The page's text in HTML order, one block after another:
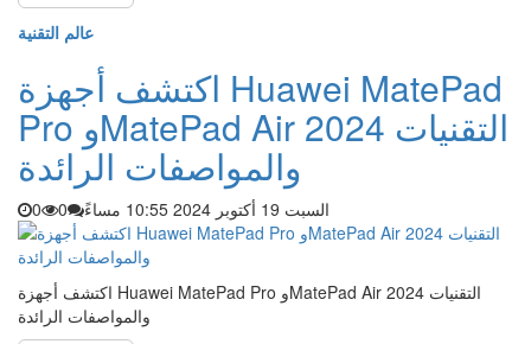
عالم التقنية
اكتشف أجهزة Huawei MatePad
Pro وMatePad Air 2024 التقنيات
والمواصفات الرائدة
السبت 19 أكتوبر 2024 10:55 مساءً 0
0
اكتشف أجهزة Huawei MatePad Pro وMatePad Air 2024 التقنيات
والمواصفات الرائدة